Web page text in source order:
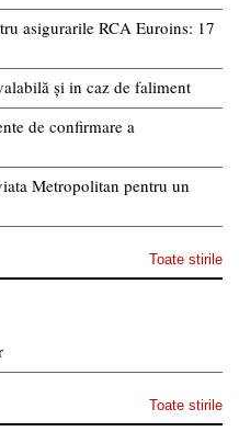
asigurarile RCA Euroins: 17
și in caz de faliment
de confirmare a
Metropolitan pentru un
Toate stirile
Toate stirile